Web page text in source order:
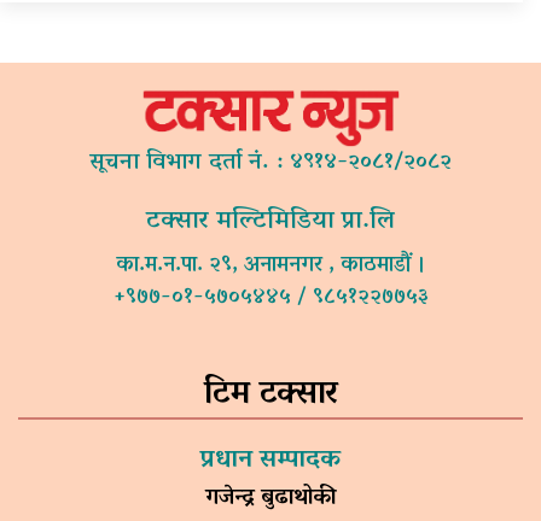
सूचना विभाग दर्ता नं. : ४९१४-२०८१/२०८२
टक्सार मल्टिमिडिया प्रा.लि
का.म.न.पा. २९, अनामनगर , काठमाडौं ।
+९७७-०१-५७०५४४५ / ९८५१२२७७५३
टिम टक्सार
प्रधान सम्पादक
गजेन्द्र बुढाथोकी